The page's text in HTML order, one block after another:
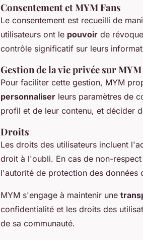
Consentement et MYM Fans
Le consentement est recueilli de
utilisateurs ont le pouvoir de
contrôle significatif sur leurs
Gestion de la vie privée sur MYM
Pour faciliter cette gestion, MYM
personnaliser leurs paramètres de
profil et de leur contenu, et décider
Droits
Les droits des utilisateurs incluent
droit à l'oubli. En cas de non-
l'autorité de protection des
MYM s'engage à maintenir une
confidentialité et les droits des
de sa communauté.